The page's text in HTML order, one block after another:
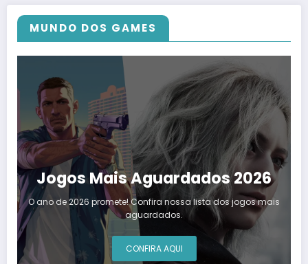
MUNDO DOS GAMES
Jogos Mais Aguardados 2026
O ano de 2026 promete! Confira nossa lista dos jogos mais
aguardados.
CONFIRA AQUI